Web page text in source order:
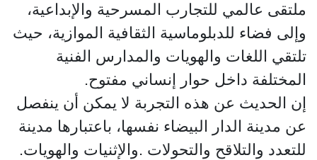
ملتقى عالمي للتجارب المسرحية والإبداعية،
وإلى فضاء للدبلوماسية الثقافية الموازية، حيث
تلتقي اللغات والهويات والمدارس الفنية
المختلفة داخل حوار إنساني مفتوح.
إن الحديث عن هذه التجربة لا يمكن أن ينفصل
عن مدينة الدار البيضاء نفسها، باعتبارها مدينة
للتعدد والتلاقح والتحولات .والإثنيات والهويات.